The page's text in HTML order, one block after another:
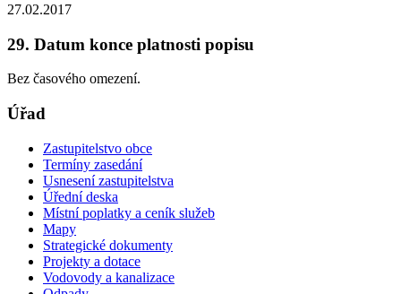
27.02.2017
29. Datum konce platnosti popisu
Bez časového omezení.
Úřad
Zastupitelstvo obce
Termíny zasedání
Usnesení zastupitelstva
Úřední deska
Místní poplatky a ceník služeb
Mapy
Strategické dokumenty
Projekty a dotace
Vodovody a kanalizace